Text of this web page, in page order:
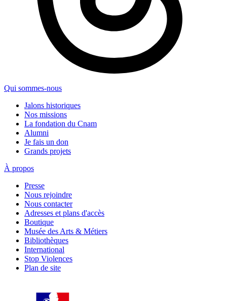
Qui sommes-nous
Jalons historiques
Nos missions
La fondation du Cnam
Alumni
Je fais un don
Grands projets
À propos
Presse
Nous rejoindre
Nous contacter
Adresses et plans d'accès
Boutique
Musée des Arts & Métiers
Bibliothèques
International
Stop Violences
Plan de site